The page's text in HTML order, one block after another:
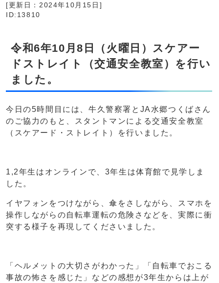
[更新日：2024年10月15日]
ID:13810
令和6年10月8日（火曜日）スケアー
ドストレイト（交通安全教室）を行い
ました。
今日の5時間目には、牛久警察署とJA水郷つくばさん
のご協力のもと、スタントマンによる交通安全教室
（スケアード・ストレイト）を行いました。
1,2年生はオンラインで、3年生は体育館で見学しま
した。
イヤフォンをつけながら、傘をさしながら、スマホを
操作しながらの自転車運転の危険さなどを、実際に衝
突する様子を再現してくださいました。
「ヘルメットの大切さがわかった」「自転車でおこる
事故の怖さを感じた」などの感想が3年生からは上が